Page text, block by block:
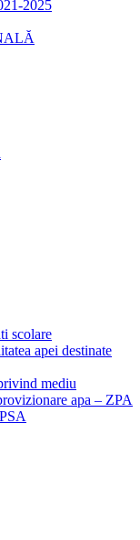
2025
scolare
apei destinate
mediu
apa – ZPA